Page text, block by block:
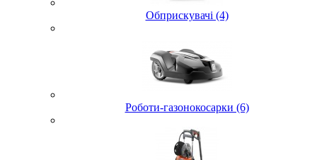
Обприскувачі (4)
Роботи-газонокосарки (6)